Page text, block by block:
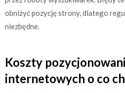
obniżyć pozycję strony, dlatego
niezbędne.
Koszty
internetowych o co